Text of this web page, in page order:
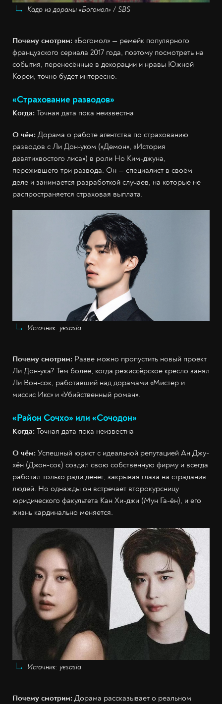
Кадр из дорамы «Богомол» / SBS
Почему смотрим: «Богомол» — ремейк популярного
французского сериала 2017 года, поэтому посмотреть на
события, перенесённые в декорации и нравы Южной
Кореи, точно будет интересно.
«Страхование разводов»
Когда: Точная дата пока неизвестна
О чём: Дорама о работе агентства по страхованию
разводов с Ли Дон-уком («Демон», «История
девятихвостого лиса») в роли Но Ким-джуна,
пережившего три развода. Он — специалист в своём
деле и занимается разработкой случаев, на которые не
распространяется страховая выплата.
Источник: yesasia
Почему смотрим: Разве можно пропустить новый проект
Ли Дон-ука? Тем более, когда режиссёрское кресло занял
Ли Вон-сок, работавший над дорамами «Мистер и
миссис Икс» и «Убийственный роман».
«Район Сочхо» или «Сочодон»
Когда: Точная дата пока неизвестна
О чём: Успешный юрист с идеальной репутацией Ан Джу-
хён (Джон-сок) создал свою собственную фирму и всегда
работал только ради денег, закрывая глаза на страдания
людей. Но однажды он встречает второкурсницу
юридического факультета Кан Хи-джи (Мун Га-ён), и его
жизнь кардинально меняется.
Источник: yesasia
Почему смотрим: Дорама рассказывает о реальном